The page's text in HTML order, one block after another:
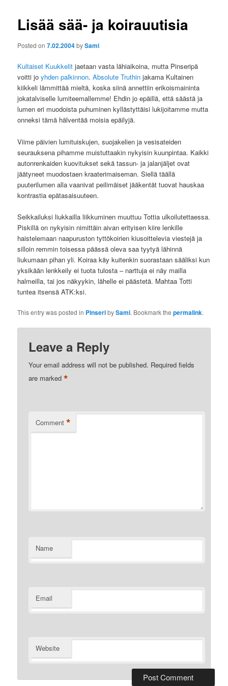
Lisää sää- ja koirauutisia
Posted on7.02.2004bySami
Kultaiset Kuukkelit jaetaan vasta lähiaikoina, mutta Pinseripä
voitti joyhden palkinnon.Absolute Truthin jakama Kultainen
kiikkeli lämmittää mieltä, koska siinä annettiin erikoismaininta
jokatalviselle lumiteemallemme! Ehdin jo epäillä, että säästä ja
lumen eri muodoista puhuminen kyllästyttäisi lukijoitamme mutta
onneksi tämä hälventää moisia epäilyjä.
Viime päivien lumituiskujen, suojakelien ja vesisateiden
seurauksena pihamme muistuttaakin nykyisin kuunpintaa. Kaikki
autonrenkaiden kuovitukset sekä tassun- ja jalanjäljet ovat
jäätyneet muodostaen kraaterimaiseman. Siellä täällä
puuterilumen alla vaanivat peilimäiset jääkentät tuovat hauskaa
kontrastia epätasaisuuteen.
Seikkailuksi liukkailla liikkuminen muuttuu Tottia ulkoilutettaessa.
Piskillä on nykyisin nimittäin aivan erityisen kiire lenkille
haistelemaan naapuruston tyttökoirien kiusoittelevia viestejä ja
silloin remmin toisessa päässä oleva saa tyytyä lähinnä
liukumaan pihan yli. Koiraa käy kuitenkin suorastaan sääliksi kun
yksikään lenkkeily ei tuota tulosta – narttuja ei näy mailla
halmeilla, tai jos näkyykin, lähelle ei päästetä. Mahtaa Totti
tuntea itsensä ATK:ksi.
This entry was posted in PinseribySami. Bookmark thepermalink.
Leave a Reply
Your email address will not be published. Required fields
are marked*
Comment *
Name
Email
Website